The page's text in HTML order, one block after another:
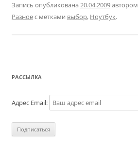
Запись опубликована 20.04.2009автором
Разноес метками выбор, Ноутбук.
РАССЫЛКА
Адрес Email: